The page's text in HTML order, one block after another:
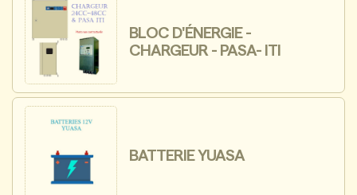
BLOC D'ÉNERGIE -
CHARGEUR - PASA- ITI
BATTERIE YUASA